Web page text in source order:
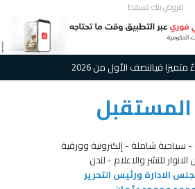
قروض بنك مسقط
فيالنصف الأول من 2026
سياحية شاملة - إلكترونية وورقية
للنشر والاعلام - لندن
الادارة ورئيس التحرير